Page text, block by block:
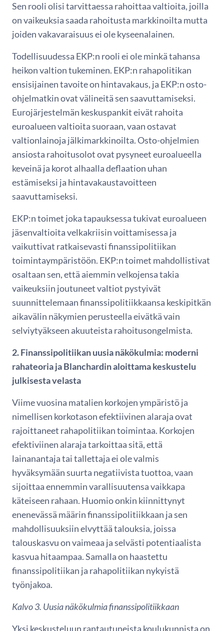
Sen rooli olisi tarvittaessa rahoittaa valtioita, joilla
on vaikeuksia saada rahoitusta markkinoilta mutta
joiden vakavaraisuus ei ole kyseenalainen.
Todellisuudessa EKP:n rooli ei ole minkä tahansa
heikon valtion tukeminen. EKP:n rahapolitikan
ensisijainen tavoite on hintavakaus, ja EKP:n osto-
ohjelmatkin ovat välineitä sen saavuttamiseksi.
Eurojärjestelmän keskuspankit eivät rahoita
euroalueen valtioita suoraan, vaan ostavat
valtionlainoja jälkimarkkinoilta. Osto-ohjelmien
ansiosta rahoitusolot ovat pysyneet euroalueella
keveinä ja korot alhaalla deflaation uhan
estämiseksi ja hintavakaustavoitteen
saavuttamiseksi.
EKP:n toimet joka tapauksessa tukivat euroalueen
jäsenvaltioita velkakriisin voittamisessa ja
vaikuttivat ratkaisevasti finanssipolitiikan
toimintaympäristöön. EKP:n toimet mahdollistivat
osaltaan sen, että aiemmin velkojensa takia
vaikeuksiin joutuneet valtiot pystyivät
suunnittelemaan finanssipolitiikkaansa keskipitkän
aikavälin näkymien perusteella eivätkä vain
selviytyäkseen akuuteista rahoitusongelmista.
2. Finanssipolitiikan uusia näkökulmia: moderni
rahateoria ja Blanchardin aloittama keskustelu
julkisesta velasta
Viime vuosina matalien korkojen ympäristö ja
nimellisen korkotason efektiivinen alaraja ovat
rajoittaneet rahapolitiikan toimintaa. Korkojen
efektiviinen alaraja tarkoittaa sitä, että
lainanantaja tai tallettaja ei ole valmis
hyväksymään suurta negatiivista tuottoa, vaan
sijoittaa ennemmin varallisuutensa vaikkapa
käteiseen rahaan. Huomio onkin kiinnittynyt
enenevässä määrin finanssipolitiikkaan ja sen
mahdollisuuksiin elvyttää talouksia, joissa
talouskasvu on vaimeaa ja selvästi potentiaalista
kasvua hitaampaa. Samalla on haastettu
finanssipolitiikan ja rahapolitiikan nykyistä
työnjakoa.
Kalvo 3. Uusia näkökulmia finanssipolitiikkaan
Yksi keskusteluun rantautuneista koulukunnista on